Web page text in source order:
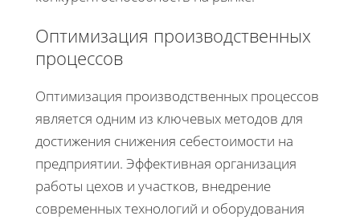
Оптимизация производственных
процессов
Оптимизация производственных процессов
является одним из ключевых методов для
достижения снижения себестоимости на
предприятии. Эффективная организация
работы цехов и участков, внедрение
современных технологий и оборудования